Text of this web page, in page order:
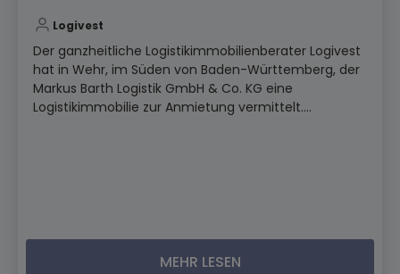
Logivest
Der ganzheitliche Logistikimmobilienberater Logivest
hat in Wehr, im Süden von Baden-Württemberg, der
Markus Barth Logistik GmbH & Co. KG eine
Logistikimmobilie zur Anmietung vermittelt....
MEHR LESEN